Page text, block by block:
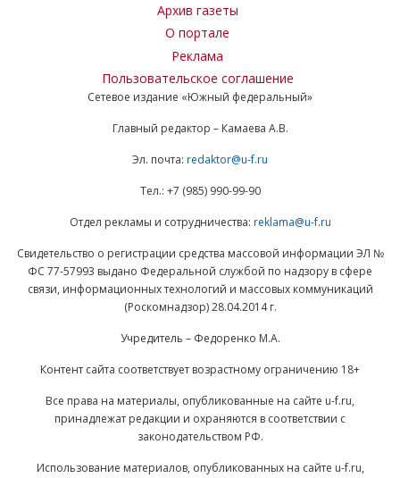
Архив газеты
О портале
Реклама
Пользовательское соглашение
Сетевое издание «Южный федеральный»
Главный редактор – Камаева А.В.
Эл. почта: redaktor@u-f.ru
Тел.: +7 (985) 990-99-90
Отдел рекламы и сотрудничества: reklama@u-f.ru
Свидетельство о регистрации средства массовой информации ЭЛ №
ФС 77-57993 выдано Федеральной службой по надзору в сфере
связи, информационных технологий и массовых коммуникаций
(Роскомнадзор) 28.04.2014 г.
Учредитель – Федоренко М.А.
Контент сайта соответствует возрастному ограничению 18+
Все права на материалы, опубликованные на сайте u-f.ru,
принадлежат редакции и охраняются в соответствии с
законодательством РФ.
Использование материалов, опубликованных на сайте u-f.ru,